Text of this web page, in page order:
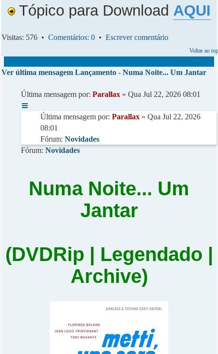
Tópico para Download AQUI
Visitas: 576 • Comentários: 0 • Escrever comentário
Voltar ao
Ver última mensagem Lançamento - Numa Noite... Um Jantar
Última mensagem por: Parallax » Qua Jul 22, 2026 08:01
Última mensagem por: Parallax » Qua Jul 22, 2026
08:01
Fórum: Novidades
Fórum: Novidades
Numa Noite... Um
Jantar
(DVDRip | Legendado |
Archive)